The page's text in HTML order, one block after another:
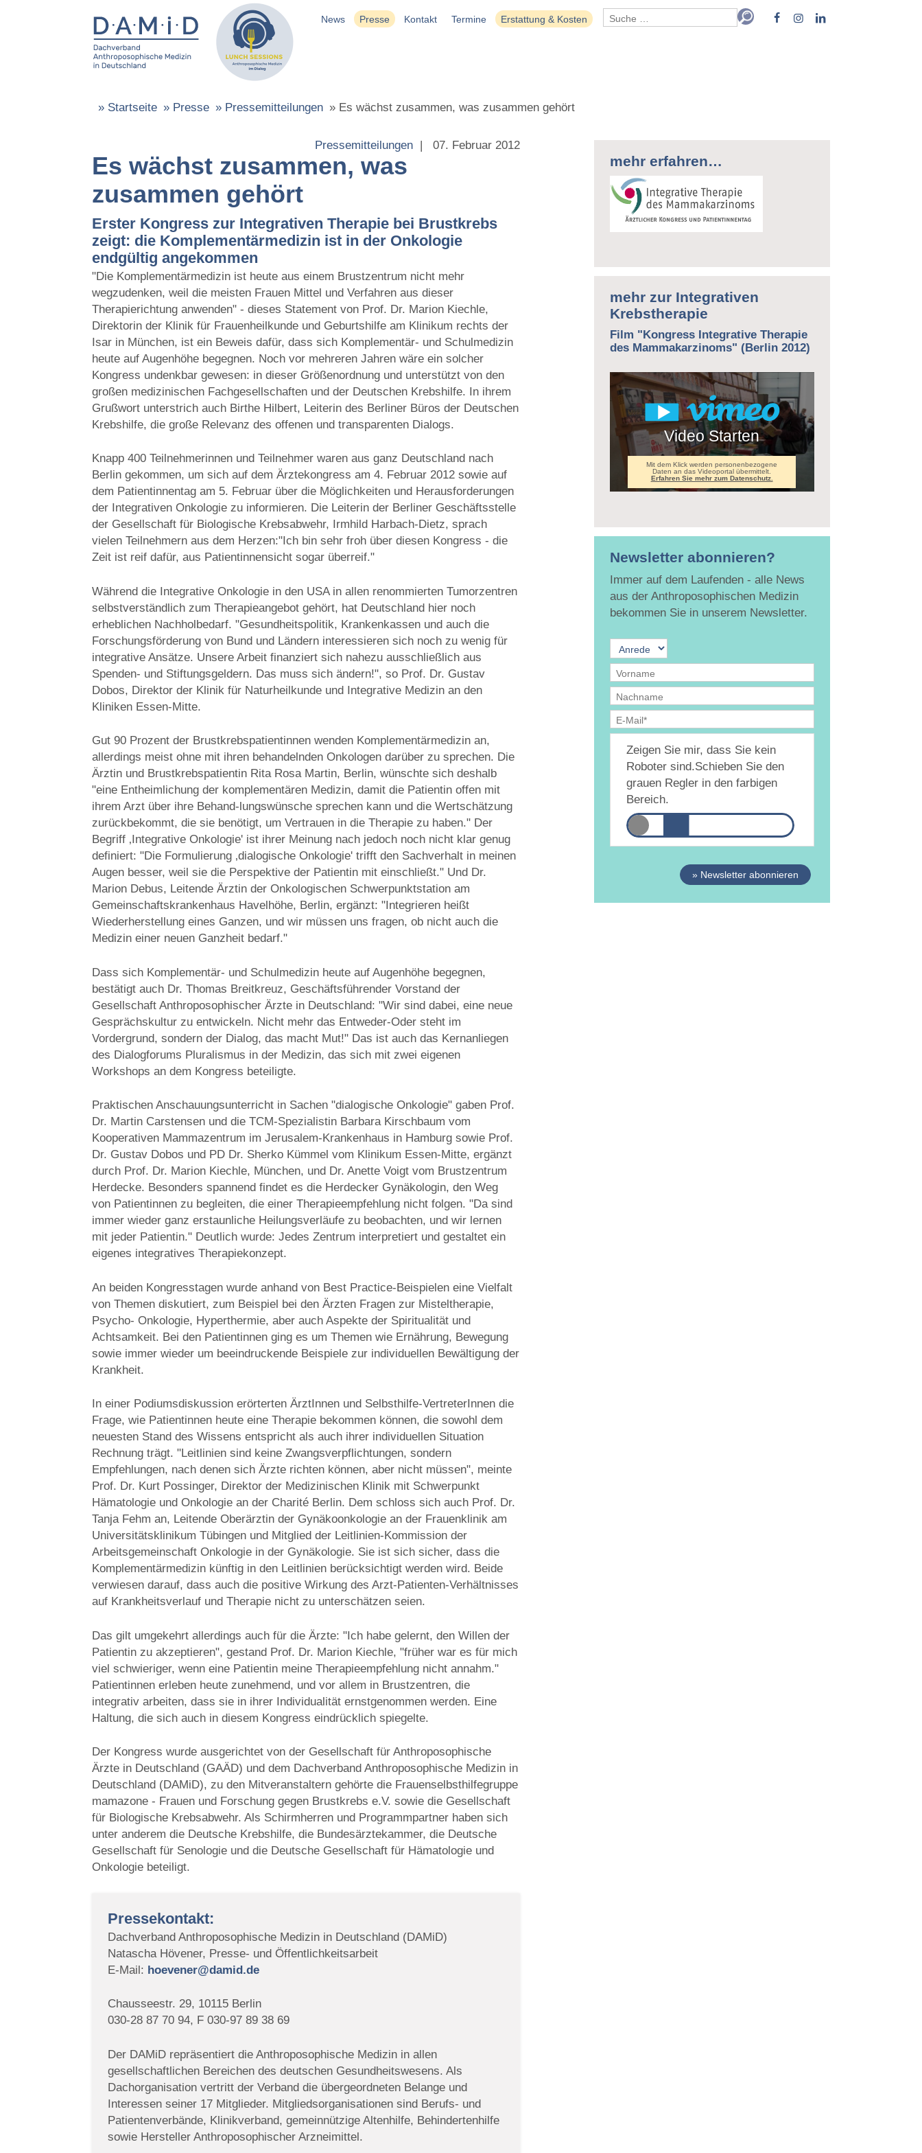
News Presse Kontakt Termine Erstattung & Kosten
» Startseite » Presse » Pressemitteilungen » Es wächst zusammen, was zusammen gehört
Pressemitteilungen | 07. Februar 2012
Es wächst zusammen, was
zusammen gehört
Erster Kongress zur Integrativen Therapie bei Brustkrebs
zeigt: die Komplementärmedizin ist in der Onkologie
endgültig angekommen
"Die Komplementärmedizin ist heute aus einem Brustzentrum nicht mehr
wegzudenken, weil die meisten Frauen Mittel und Verfahren aus dieser
Therapierichtung anwenden" - dieses Statement von Prof. Dr. Marion Kiechle,
Direktorin der Klinik für Frauenheilkunde und Geburtshilfe am Klinikum rechts der
Isar in München, ist ein Beweis dafür, dass sich Komplementär- und Schulmedizin
heute auf Augenhöhe begegnen. Noch vor mehreren Jahren wäre ein solcher
Kongress undenkbar gewesen: in dieser Größenordnung und unterstützt von den
großen medizinischen Fachgesellschaften und der Deutschen Krebshilfe. In ihrem
Grußwort unterstrich auch Birthe Hilbert, Leiterin des Berliner Büros der Deutschen
Krebshilfe, die große Relevanz des offenen und transparenten Dialogs.
Knapp 400 Teilnehmerinnen und Teilnehmer waren aus ganz Deutschland nach
Berlin gekommen, um sich auf dem Ärztekongress am 4. Februar 2012 sowie auf
dem Patientinnentag am 5. Februar über die Möglichkeiten und Herausforderungen
der Integrativen Onkologie zu informieren. Die Leiterin der Berliner Geschäftsstelle
der Gesellschaft für Biologische Krebsabwehr, Irmhild Harbach-Dietz, sprach
vielen Teilnehmern aus dem Herzen:"Ich bin sehr froh über diesen Kongress - die
Zeit ist reif dafür, aus Patientinnensicht sogar überreif."
Während die Integrative Onkologie in den USA in allen renommierten Tumorzentren
selbstverständlich zum Therapieangebot gehört, hat Deutschland hier noch
erheblichen Nachholbedarf. "Gesundheitspolitik, Krankenkassen und auch die
Forschungsförderung von Bund und Ländern interessieren sich noch zu wenig für
integrative Ansätze. Unsere Arbeit finanziert sich nahezu ausschließlich aus
Spenden- und Stiftungsgeldern. Das muss sich ändern!", so Prof. Dr. Gustav
Dobos, Direktor der Klinik für Naturheilkunde und Integrative Medizin an den
Kliniken Essen-Mitte.
Gut 90 Prozent der Brustkrebspatientinnen wenden Komplementärmedizin an,
allerdings meist ohne mit ihren behandelnden Onkologen darüber zu sprechen. Die
Ärztin und Brustkrebspatientin Rita Rosa Martin, Berlin, wünschte sich deshalb
"eine Entheimlichung der komplementären Medizin, damit die Patientin offen mit
ihrem Arzt über ihre Behand-lungswünsche sprechen kann und die Wertschätzung
zurückbekommt, die sie benötigt, um Vertrauen in die Therapie zu haben." Der
Begriff ‚Integrative Onkologie' ist ihrer Meinung nach jedoch noch nicht klar genug
definiert: "Die Formulierung ‚dialogische Onkologie' trifft den Sachverhalt in meinen
Augen besser, weil sie die Perspektive der Patientin mit einschließt." Und Dr.
Marion Debus, Leitende Ärztin der Onkologischen Schwerpunktstation am
Gemeinschaftskrankenhaus Havelhöhe, Berlin, ergänzt: "Integrieren heißt
Wiederherstellung eines Ganzen, und wir müssen uns fragen, ob nicht auch die
Medizin einer neuen Ganzheit bedarf."
Dass sich Komplementär- und Schulmedizin heute auf Augenhöhe begegnen,
bestätigt auch Dr. Thomas Breitkreuz, Geschäftsführender Vorstand der
Gesellschaft Anthroposophischer Ärzte in Deutschland: "Wir sind dabei, eine neue
Gesprächskultur zu entwickeln. Nicht mehr das Entweder-Oder steht im
Vordergrund, sondern der Dialog, das macht Mut!" Das ist auch das Kernanliegen
des Dialogforums Pluralismus in der Medizin, das sich mit zwei eigenen
Workshops an dem Kongress beteiligte.
Praktischen Anschauungsunterricht in Sachen "dialogische Onkologie" gaben Prof.
Dr. Martin Carstensen und die TCM-Spezialistin Barbara Kirschbaum vom
Kooperativen Mammazentrum im Jerusalem-Krankenhaus in Hamburg sowie Prof.
Dr. Gustav Dobos und PD Dr. Sherko Kümmel vom Klinikum Essen-Mitte, ergänzt
durch Prof. Dr. Marion Kiechle, München, und Dr. Anette Voigt vom Brustzentrum
Herdecke. Besonders spannend findet es die Herdecker Gynäkologin, den Weg
von Patientinnen zu begleiten, die einer Therapieempfehlung nicht folgen. "Da sind
immer wieder ganz erstaunliche Heilungsverläufe zu beobachten, und wir lernen
mit jeder Patientin." Deutlich wurde: Jedes Zentrum interpretiert und gestaltet ein
eigenes integratives Therapiekonzept.
An beiden Kongresstagen wurde anhand von Best Practice-Beispielen eine Vielfalt
von Themen diskutiert, zum Beispiel bei den Ärzten Fragen zur Misteltherapie,
Psycho- Onkologie, Hyperthermie, aber auch Aspekte der Spiritualität und
Achtsamkeit. Bei den Patientinnen ging es um Themen wie Ernährung, Bewegung
sowie immer wieder um beeindruckende Beispiele zur individuellen Bewältigung der
Krankheit.
In einer Podiumsdiskussion erörterten ÄrztInnen und Selbsthilfe-VertreterInnen die
Frage, wie Patientinnen heute eine Therapie bekommen können, die sowohl dem
neuesten Stand des Wissens entspricht als auch ihrer individuellen Situation
Rechnung trägt. "Leitlinien sind keine Zwangsverpflichtungen, sondern
Empfehlungen, nach denen sich Ärzte richten können, aber nicht müssen", meinte
Prof. Dr. Kurt Possinger, Direktor der Medizinischen Klinik mit Schwerpunkt
Hämatologie und Onkologie an der Charité Berlin. Dem schloss sich auch Prof. Dr.
Tanja Fehm an, Leitende Oberärztin der Gynäkoonkologie an der Frauenklinik am
Universitätsklinikum Tübingen und Mitglied der Leitlinien-Kommission der
Arbeitsgemeinschaft Onkologie in der Gynäkologie. Sie ist sich sicher, dass die
Komplementärmedizin künftig in den Leitlinien berücksichtigt werden wird. Beide
verwiesen darauf, dass auch die positive Wirkung des Arzt-Patienten-Verhältnisses
auf Krankheitsverlauf und Therapie nicht zu unterschätzen seien.
Das gilt umgekehrt allerdings auch für die Ärzte: "Ich habe gelernt, den Willen der
Patientin zu akzeptieren", gestand Prof. Dr. Marion Kiechle, "früher war es für mich
viel schwieriger, wenn eine Patientin meine Therapieempfehlung nicht annahm."
Patientinnen erleben heute zunehmend, und vor allem in Brustzentren, die
integrativ arbeiten, dass sie in ihrer Individualität ernstgenommen werden. Eine
Haltung, die sich auch in diesem Kongress eindrücklich spiegelte.
Der Kongress wurde ausgerichtet von der Gesellschaft für Anthroposophische
Ärzte in Deutschland (GAÄD) und dem Dachverband Anthroposophische Medizin in
Deutschland (DAMiD), zu den Mitveranstaltern gehörte die Frauenselbsthilfegruppe
mamazone - Frauen und Forschung gegen Brustkrebs e.V. sowie die Gesellschaft
für Biologische Krebsabwehr. Als Schirmherren und Programmpartner haben sich
unter anderem die Deutsche Krebshilfe, die Bundesärztekammer, die Deutsche
Gesellschaft für Senologie und die Deutsche Gesellschaft für Hämatologie und
Onkologie beteiligt.
Pressekontakt:
Dachverband Anthroposophische Medizin in Deutschland (DAMiD)
Natascha Hövener, Presse- und Öffentlichkeitsarbeit
E-Mail: hoevener@damid.de
Chausseestr. 29, 10115 Berlin
030-28 87 70 94, F 030-97 89 38 69
Der DAMiD repräsentiert die Anthroposophische Medizin in allen
gesellschaftlichen Bereichen des deutschen Gesundheitswesens. Als
Dachorganisation vertritt der Verband die übergeordneten Belange und
Interessen seiner 17 Mitglieder. Mitgliedsorganisationen sind Berufs- und
Patientenverbände, Klinikverband, gemeinnützige Altenhilfe, Behindertenhilfe
sowie Hersteller Anthroposophischer Arzneimittel.
mehr erfahren…
mehr zur Integrativen
Krebstherapie
Film "Kongress Integrative Therapie
des Mammakarzinoms" (Berlin 2012)
Video Starten
Mit dem Klick werden personenbezogene
Daten an das Videoportal übermittelt.
Erfahren Sie mehr zum Datenschutz.
Newsletter abonnieren?
Immer auf dem Laufenden - alle News
aus der Anthroposophischen Medizin
bekommen Sie in unserem Newsletter.
einverstanden, dass DAMiD mich per E-Mail über
Themen und Veranstaltungen informiert.
Datenschutzerklärung
Zeigen Sie mir, dass Sie kein
Roboter sind.Schieben Sie den
grauen Regler in den farbigen
Bereich.
» Newsletter abonnieren